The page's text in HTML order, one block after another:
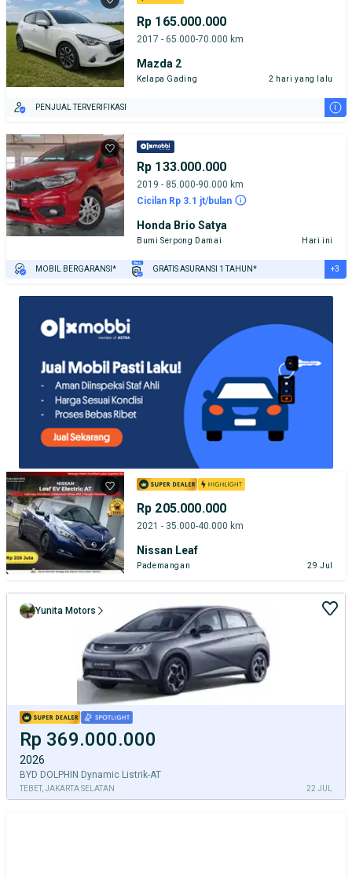
Rp 165.000.000
2017 - 65.000-70.000 km
Mazda 2
Kelapa Gading 2 hari yang lalu
PENJUAL TERVERIFIKASI i
Rp 133.000.000
2019 - 85.000-90.000 km
Cicilan Rp 3.1 jt/bulan
Honda Brio Satya
Bumi Serpong Damai Hari ini
MOBIL BERGARANSI* GRATIS ASURANSI 1 TAHUN* +3
Rp 205.000.000
2021 - 35.000-40.000 km
Nissan Leaf
Pademangan 29 Jul
Rp 369.000.000
2026
BYD DOLPHIN Dynamic Listrik-AT
TEBET, JAKARTA SELATAN 22 JUL
Yunita Motors